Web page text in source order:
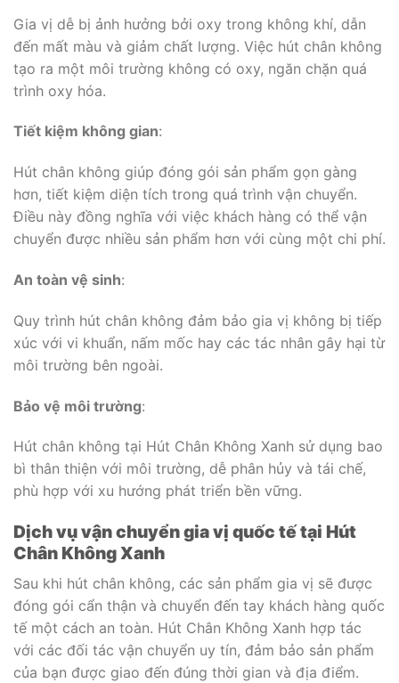
Gia vị dễ bị ảnh hưởng bởi oxy trong không khí, dẫn
đến mất màu và giảm chất lượng. Việc hút chân không
tạo ra một môi trường không có oxy, ngăn chặn quá
trình oxy hóa.
Tiết kiệm không gian:
Hút chân không giúp đóng gói sản phẩm gọn gàng
hơn, tiết kiệm diện tích trong quá trình vận chuyển.
Điều này đồng nghĩa với việc khách hàng có thể vận
chuyển được nhiều sản phẩm hơn với cùng một chi phí.
An toàn vệ sinh:
Quy trình hút chân không đảm bảo gia vị không bị tiếp
xúc với vi khuẩn, nấm mốc hay các tác nhân gây hại từ
môi trường bên ngoài.
Bảo vệ môi trường:
Hút chân không tại Hút Chân Không Xanh sử dụng bao
bì thân thiện với môi trường, dễ phân hủy và tái chế,
phù hợp với xu hướng phát triển bền vững.
Dịch vụ vận chuyển gia vị quốc tế tại Hút
Chân Không Xanh
Sau khi hút chân không, các sản phẩm gia vị sẽ được
đóng gói cẩn thận và chuyển đến tay khách hàng quốc
tế một cách an toàn. Hút Chân Không Xanh hợp tác
với các đối tác vận chuyển uy tín, đảm bảo sản phẩm
của bạn được giao đến đúng thời gian và địa điểm.